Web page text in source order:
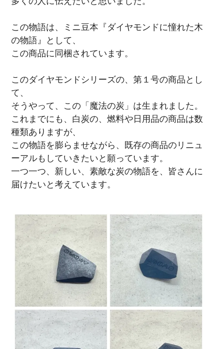
この物語は、ミニ豆本『ダイヤモンドに憧れた木
の物語』として、
この商品に同梱されています。
このダイヤモンドシリーズの、第１号の商品とし
て、
そうやって、この「魔法の炭」は生まれました。
これまでにも、白炭の、燃料や日用品の商品は数
種類ありますが、
この物語を膨らませながら、既存の商品のリニュ
ーアルもしていきたいと願っています。
一つ一つ、新しい、素敵な炭の物語を、皆さんに
届けたいと考えています。